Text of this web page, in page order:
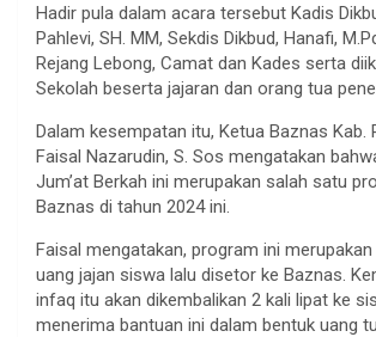
Hadir pula dalam acara tersebut Kadis
Pahlevi, SH. MM, Sekdis Dikbud, Hanafi,
Rejang Lebong, Camat dan Kades serta
Sekolah beserta jajaran dan orang tua
Dalam kesempatan itu, Ketua Baznas Kab.
Faisal Nazarudin, S. Sos mengatakan
Jum’at Berkah ini merupakan salah satu
Baznas di tahun 2024 ini.
Faisal mengatakan, program ini
uang jajan siswa lalu disetor ke Baznas.
infaq itu akan dikembalikan 2 kali lipat ke
menerima bantuan ini dalam bentuk uang